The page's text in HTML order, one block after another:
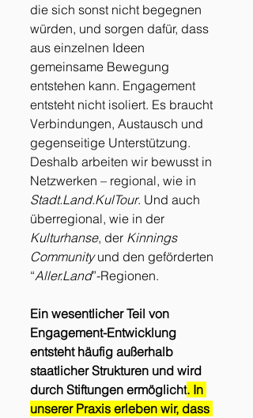
die sich sonst nicht begegnen
würden, und sorgen dafür, dass
aus einzelnen Ideen
gemeinsame Bewegung
entstehen kann. Engagement
entsteht nicht isoliert. Es braucht
Verbindungen, Austausch und
gegenseitige Unterstützung.
Deshalb arbeiten wir bewusst in
Netzwerken – regional, wie in
Stadt.Land.KulTour. Und auch
überregional, wie in der
Kulturhanse, der Kinnings
Community und den geförderten
“Aller.Land”-Regionen.
Ein wesentlicher Teil von
Engagement-Entwicklung
entsteht häufig außerhalb
staatlicher Strukturen und wird
durch Stiftungen ermöglicht. In
unserer Praxis erleben wir, dass